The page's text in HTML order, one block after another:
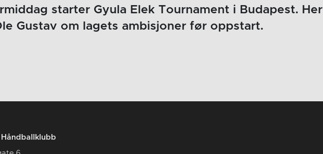
starter Gyula Elek Tournament i Budapest. Her
Gustav om lagets ambisjoner før oppstart.
Håndballklubb